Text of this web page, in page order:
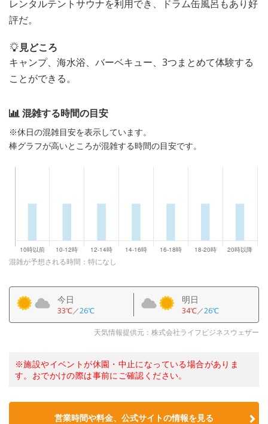
レンタルテントサウナを利用でき、ドラム缶風呂もあり好
評だ。
見どころ
キャンプ、海水浴、バーベキュー、3つまとめて体験する
ことができる。
混雑する時間の目安
※休日の混雑目安を表示しています。
棒グラフが高いところが混雑する時間の目安です。
混雑が予想される時間：特になし
今日
33℃／26℃
明日
34℃／26℃
天気情報提供元：株式会社ライフビジネスウェザー
※施設やイベントが休園・中止になっている場合がありま
す。おでかけの際は事前にご確認ください。
営業時間や料金、公式サイトの情報を見る